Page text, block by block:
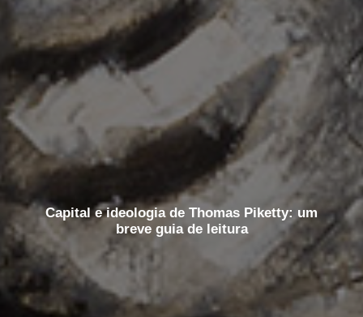
Capital e ideologia de Thomas Piketty: um
breve guia de leitura